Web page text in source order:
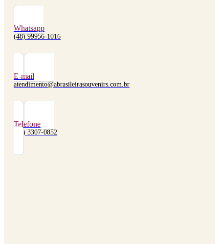
Whatsapp
(48) 99956-1016
E-mail
atendimento@abrasileirasouvenirs.com.br
Telefone
(48) 3307-0852